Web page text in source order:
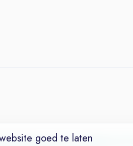
WerkgeversOver OnsMaak een
goed te laten